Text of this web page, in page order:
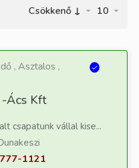
10
Csökkenő ↓
, Asztalos ,
Ács Kft
csapatunk vállal kise...
1121